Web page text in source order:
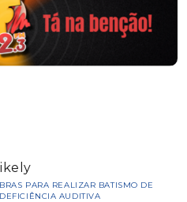
PARA REALIZAR BATISMO DE
AUDITIVA